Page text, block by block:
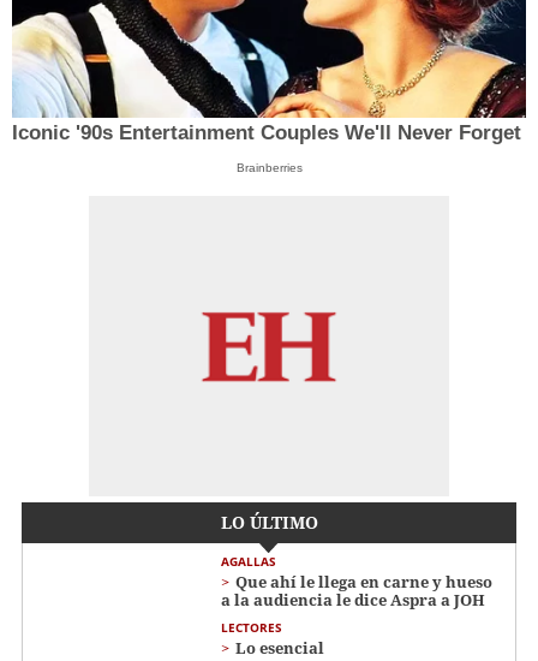
Iconic '90s Entertainment Couples We'll Never Forget
Brainberries
LO ÚLTIMO
AGALLAS
Que ahí le llega en carne y hueso
a la audiencia le dice Aspra a JOH
LECTORES
Lo esencial